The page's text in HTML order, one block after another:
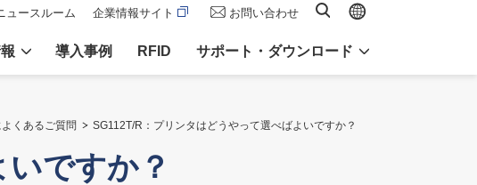
導入事例 RFID サポート・ダウンロード
ュースルーム 企業情報サイト お問い合わせ サイト内検索
くあるご質問 SG112T/R：プリンタはどうやって選べばよいですか？
ですか？